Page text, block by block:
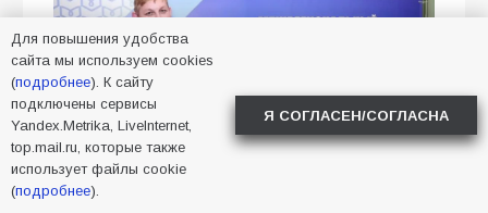
Для повышения удобства
сайта мы используем cookies
(подробнее). К сайту
подключены сервисы
Yandex.Metrika, LiveInternet,
top.mail.ru, которые также
использует файлы cookie
(подробнее).
Я СОГЛАСЕН/СОГЛАСНА